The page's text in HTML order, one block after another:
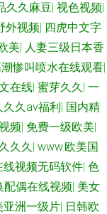
久久麻豆| 视色视频|
外视频| 四虎中文字
美| 人妻三级日本香
惨叫喷水在线观看|
在线| 蜜芽久久| 一
久久av福利| 国内精
频| 免费一级欧美|
久久| www.欧美国
线视频无码软件| 色
配偶在线视频| 美女
亚洲一级片| 日韩欧